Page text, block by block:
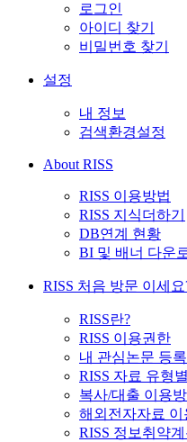
로그인
아이디 찾기
비밀번호 찾기
설정
내 정보
검색환경설정
About RISS
RISS 이용방법
RISS 지식더하기
DB연계 현황
BI 및 배너 다운
RISS 처음 방문 이세요
RISS란?
RISS 이용권한
내 관심논문 등
RISS 자료 유형
복사/대출 이용
해외전자자료 이
RISS 정보취약